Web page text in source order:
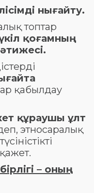
нығайту.
топтар
қоғамның
қабылдау
құраушы ұлт
этносаралық
– оның